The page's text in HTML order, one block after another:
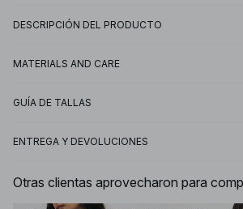
DESCRIPCIÓN DEL PRODUCTO
MATERIALS AND CARE
GUÍA DE TALLAS
ENTREGA Y DEVOLUCIONES
Otras clientas aprovecharon para